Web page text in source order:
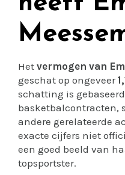
Het vermogen van
geschat op ongeveer
schatting is
basketbalcontracten,
andere gerelateerde
exacte cijfers niet
een goed beeld van
topsportster.